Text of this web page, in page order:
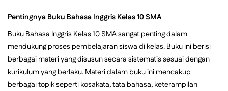
Pentingnya Buku Bahasa Inggris Kelas 10 SMA
Buku Bahasa Inggris Kelas 10 SMA sangat penting dalam
mendukung proses pembelajaran siswa di kelas. Buku ini berisi
berbagai materi yang disusun secara sistematis sesuai dengan
kurikulum yang berlaku. Materi dalam buku ini mencakup
berbagai topik seperti kosakata, tata bahasa, keterampilan